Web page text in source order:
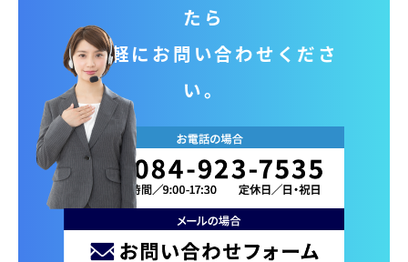
たら
お気軽にお問い合わせくださ
い。